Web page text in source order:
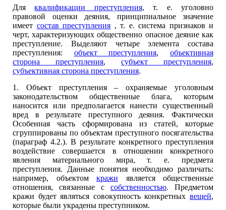
Дляквалификации преступления, т. е. уголовно
правовой оценки деяния, принципиальное значение
имеет состав преступления , т. е. система признаков и
черт, характеризующих общественно опасное деяние как
преступление. Выделяют четыре элемента состава
преступления: объект преступления,объективная
сторона преступления, субъект преступления,
субъективная сторона преступления.
1. Объект преступления – охраняемые уголовным
законодательством общественные блага, которым
наносится или предполагается нанести существенный
вред в результате преступного деяния. Фактически
Особенная часть сформирована из статей, которые
сгруппированы по объектам преступного посягательства
(параграф 4.2.). В результате конкретного преступления
воздействие совершается в отношении конкретного
явления материального мира, т. е. предмета
преступления. Данные понятия необходимо различать:
например, объектом кражи является общественные
отношения, связанные с собственностью. Предметом
кражи будет являться совокупность конкретных вещей,
которые были украдены преступником.